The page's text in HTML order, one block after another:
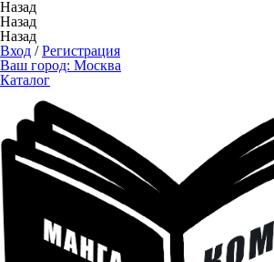
Назад
Назад
Назад
Вход /Регистрация
Ваш город: Москва
Каталог